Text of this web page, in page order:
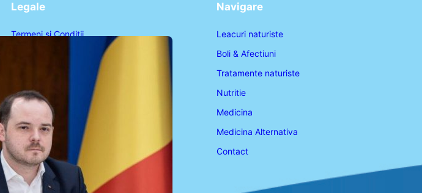
Legale
Termeni și Condiții
Politica de Confidențialitate
Disclaimer
Contact
Navigare
Leacuri naturiste
Boli & Afectiuni
Tratamente naturiste
Nutritie
Medicina
Medicina Alternativa
Contact